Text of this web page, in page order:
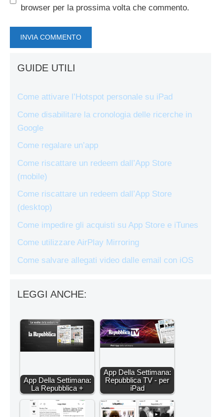
browser per la prossima volta che commento.
GUIDE UTILI
Come attivare l’Hotspot personale su iPad
Come disabilitare la cronologia delle ricerche in
Google
Come regalare un’app
Come riscattare un redeem dall’App Store
(mobile)
Come riscattare un redeem dall’App Store
(desktop)
Come impedire gli acquisti su App Store e iTunes
Come utilizzare AirPlay Mirroring
Come salvare allegati video dalle email con iOS
LEGGI ANCHE:
App Della Settimana:
La Repubblica +
App Della Settimana:
Repubblica TV - per
iPad